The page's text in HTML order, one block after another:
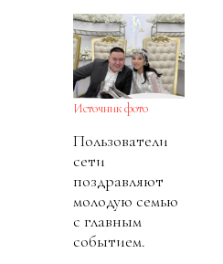
Источник фото
Пользователи
сети
поздравляют
молодую семью
с главным
событием.